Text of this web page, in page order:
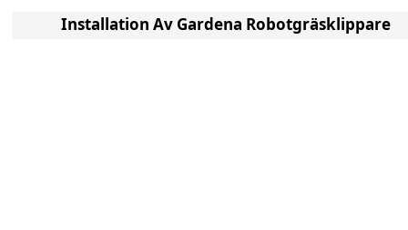
Installation Av Gardena Robotgräsklippare